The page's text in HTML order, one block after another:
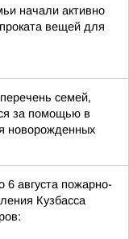
начали активно
вещей для
семей,
за помощью в
новорожденных
6 августа пожарно-
Кузбасса